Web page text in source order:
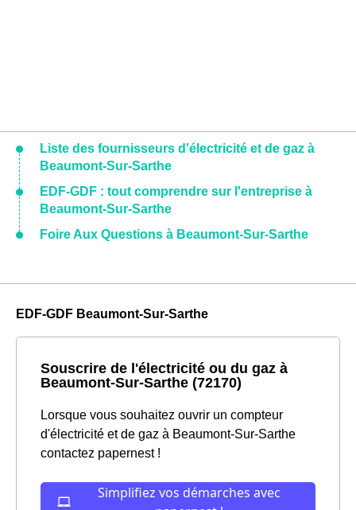
Liste des fournisseurs d'électricité et de gaz à
Beaumont-Sur-Sarthe
EDF-GDF : tout comprendre sur l'entreprise à
Beaumont-Sur-Sarthe
Foire Aux Questions à Beaumont-Sur-Sarthe
EDF-GDF Beaumont-Sur-Sarthe
Souscrire de l'électricité ou du gaz à
Beaumont-Sur-Sarthe (72170)
Lorsque vous souhaitez ouvrir un compteur
d'électricité et de gaz à Beaumont-Sur-Sarthe
contactez papernest !